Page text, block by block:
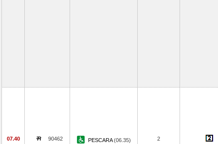
07.40 90462 PESCARA(06.35) 2